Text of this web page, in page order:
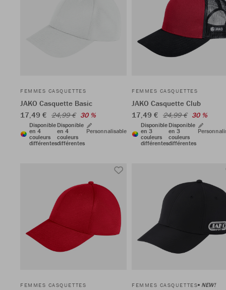
FEMMES CASQUETTES
JAKO Casquette Basic
17,49 € 24,99 € 30 %
Disponible
en 4
couleurs
différentes
Disponible
en 4
couleurs
différentes
Personnalisable
FEMMES CASQUETTES
JAKO Casquette Club
17,49 € 24,99 € 30 %
Disponible
en 3
couleurs
différentes
Disponible
en 3
couleurs
différentes
FEMMES CASQUETTES FEMMES CASQUETTES NEW!